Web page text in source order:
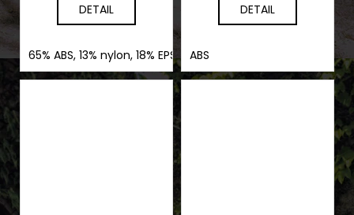
DETAIL
65% ABS, 13% nylon, 18% EPS, 4% nerez ocel
DETAIL
ABS